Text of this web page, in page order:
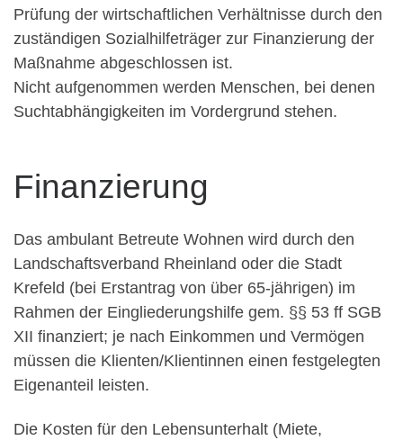
Prüfung der wirtschaftlichen Verhältnisse durch den
zuständigen Sozialhilfeträger zur Finanzierung der
Maßnahme abgeschlossen ist.
Nicht aufgenommen werden Menschen, bei denen
Suchtabhängigkeiten im Vordergrund stehen.
Finanzierung
Das ambulant Betreute Wohnen wird durch den
Landschaftsverband Rheinland oder die Stadt
Krefeld (bei Erstantrag von über 65-jährigen) im
Rahmen der Eingliederungshilfe gem. §§ 53 ff SGB
XII finanziert; je nach Einkommen und Vermögen
müssen die Klienten/Klientinnen einen festgelegten
Eigenanteil leisten.
Die Kosten für den Lebensunterhalt (Miete,